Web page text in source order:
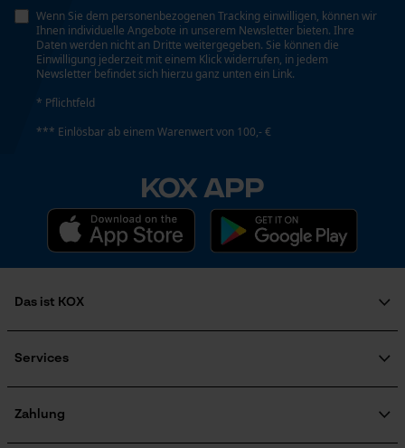
Wenn Sie dem personenbezogenen Tracking einwilligen, können wir
Ihnen individuelle Angebote in unserem Newsletter bieten. Ihre
Daten werden nicht an Dritte weitergegeben. Sie können die
Einwilligung jederzeit mit einem Klick widerrufen, in jedem
Newsletter befindet sich hierzu ganz unten ein Link.
* Pflichtfeld
*** Einlösbar ab einem Warenwert von 100,- €
KOX APP
Das ist KOX
Karriere
KOX Harvester
Services
KOX Katalog
Zahlung
Statistik Cookies
Funktionale Cookies